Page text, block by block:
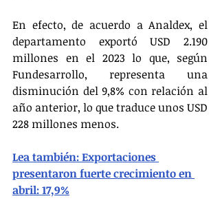
En efecto, de acuerdo a Analdex, el
departamento exportó USD 2.190
millones en el 2023 lo que, según
Fundesarrollo, representa una
disminución del 9,8% con relación al
año anterior, lo que traduce unos USD
228 millones menos.
Lea también: Exportaciones
presentaron fuerte crecimiento en
abril: 17,9%